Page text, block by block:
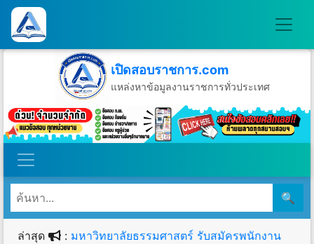
เปิดสอบราชการ.com
แหล่งหาข้อมูลงานราชการทั่วประเทศ
วันศุกร์ที่ 7 เดือนสิงหาคม พ.ศ.2569
🔍
ล่าสุด : มหาวิทยาลัยธรรมศาสตร์ รับสมัครพนักงาน